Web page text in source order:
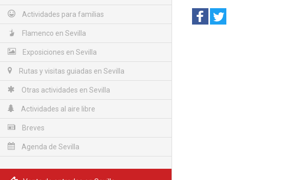
Actividades para familias
Flamenco en Sevilla
Exposiciones en Sevilla
Rutas y visitas guiadas en Sevilla
Otras actividades en Sevilla
Actividades al aire libre
Breves
Agenda de Sevilla